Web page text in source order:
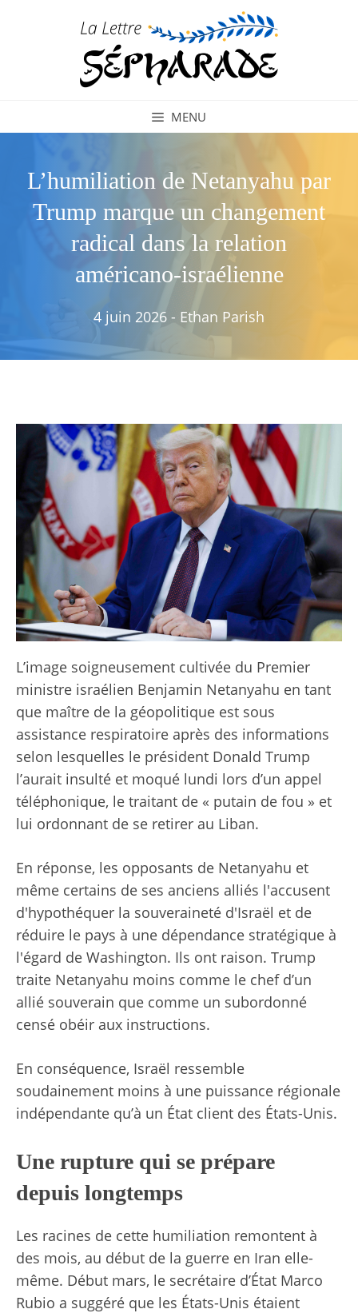
MENU
L’humiliation de Netanyahu par
Trump marque un changement
radical dans la relation
américano-israélienne
4 juin 2026 - Ethan Parish
L’image soigneusement cultivée du Premier
ministre israélien Benjamin Netanyahu en tant
que maître de la géopolitique est sous
assistance respiratoire après des informations
selon lesquelles le président Donald Trump
l’aurait insulté et moqué lundi lors d’un appel
téléphonique, le traitant de « putain de fou » et
lui ordonnant de se retirer au Liban.
En réponse, les opposants de Netanyahu et
même certains de ses anciens alliés l'accusent
d'hypothéquer la souveraineté d'Israël et de
réduire le pays à une dépendance stratégique à
l'égard de Washington. Ils ont raison. Trump
traite Netanyahu moins comme le chef d’un
allié souverain que comme un subordonné
censé obéir aux instructions.
En conséquence, Israël ressemble
soudainement moins à une puissance régionale
indépendante qu’à un État client des États-Unis.
Une rupture qui se prépare
depuis longtemps
Les racines de cette humiliation remontent à
des mois, au début de la guerre en Iran elle-
même. Début mars, le secrétaire d’État Marco
Rubio a suggéré que les États-Unis étaient